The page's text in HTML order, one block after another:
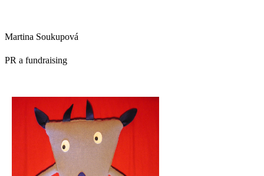
Martina Soukupová
PR a fundraising